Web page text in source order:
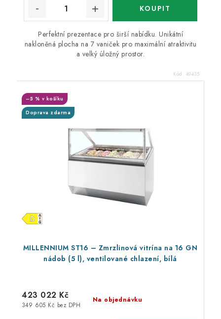
Perfektní prezentace pro širší nabídku. Unikátní
nakloněná plocha na 7 vaniček pro maximální atraktivitu
a velký úložný prostor.
Kód: 49435
MILLENNIUM ST16 – Zmrzlinová vitrína na 16 GN
nádob (5 l), ventilované chlazení, bílá
Doprava zdarma
–5 % v košíku
Na objednávku
349 605 Kč bez DPH
423 022 Kč